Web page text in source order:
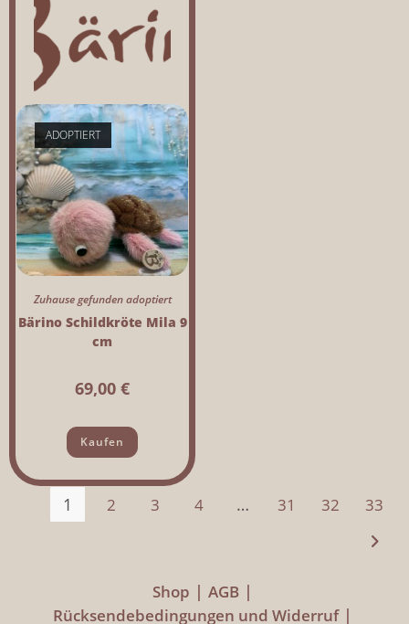
ADOPTIERT
Zuhause gefunden adoptiert
Bärino Schildkröte Mila 9
cm
69,00 €
Kaufen
1 2 3 4 … 31 32 33
Shop
AGB
Rücksendebedingungen und Widerruf